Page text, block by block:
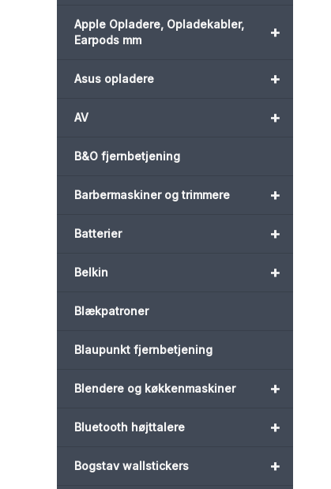
+
Apple Opladere, Opladekabler,
Earpods mm
+
Asus opladere
+
AV
B&O fjernbetjening
+
Barbermaskiner og trimmere
+
Batterier
+
Belkin
Blækpatroner
Blaupunkt fjernbetjening
+
Blendere og køkkenmaskiner
+
Bluetooth højttalere
+
Bogstav wallstickers